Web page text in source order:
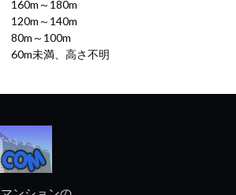
160m～180m
120m～140m
80m～100m
60m未満、高さ不明